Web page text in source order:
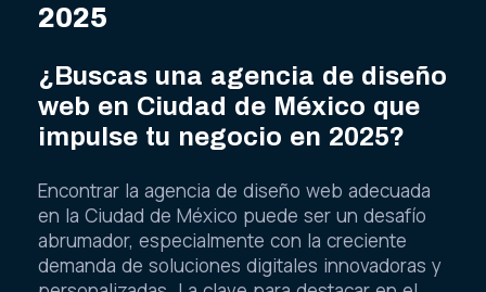
2025
¿Buscas una agencia de diseño
web en Ciudad de México que
impulse tu negocio en 2025?
Encontrar la agencia de diseño web adecuada
en la Ciudad de México puede ser un desafío
abrumador, especialmente con la creciente
demanda de soluciones digitales innovadoras y